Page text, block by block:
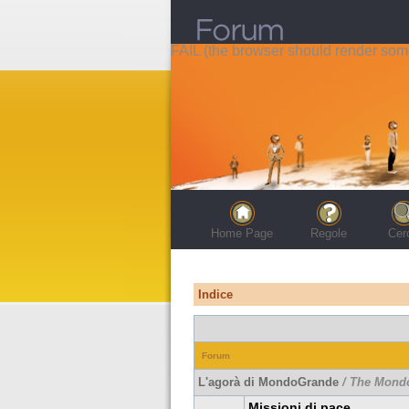
FAIL (the browser should render
Home Page Regole
Indice
Forum
L'agorà di MondoGrande / The